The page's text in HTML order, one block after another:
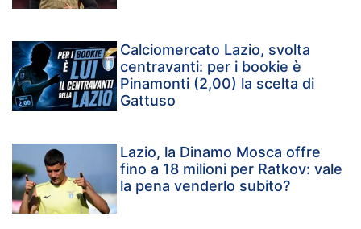
Calciomercato Lazio, svolta
centravanti: per i bookie è
Pinamonti (2,00) la scelta di
Gattuso
Lazio, la Dinamo Mosca offre
fino a 18 milioni per Ratkov: vale
la pena venderlo subito?